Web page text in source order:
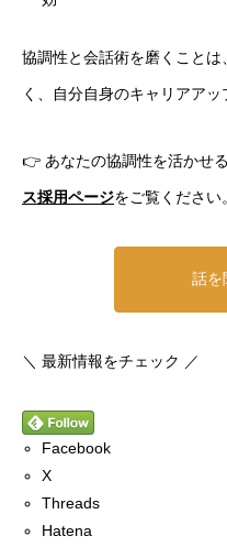
協調性と会話術を磨くこと
く、自分自身のキャリアアッ
👉 あなたの協調性を活かせ
ス採用ページをご覧ください。
話を
＼ 最新情報をチェック ／
Facebook
X
Threads
Hatena